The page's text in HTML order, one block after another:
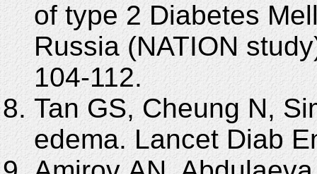
of type 2 Diabetes
Russia (NATION
104-112.
Tan GS, Cheung N,
edema. Lancet Diab